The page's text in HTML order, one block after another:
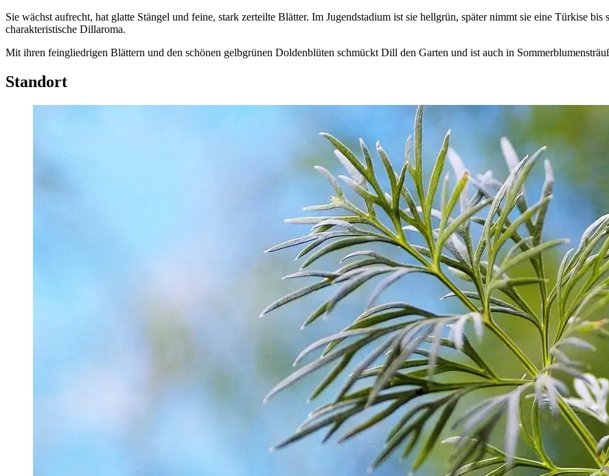
Sie wächst aufrecht, hat glatte Stängel und feine, stark zerteilte Blätter. Im Jugendstadium ist sie hellgrün, später nimmt sie eine Türkise
charakteristische Dillaroma.
Mit ihren feingliedrigen Blättern und den schönen gelbgrünen Doldenblüten schmückt Dill den Garten und ist auch in
Standort